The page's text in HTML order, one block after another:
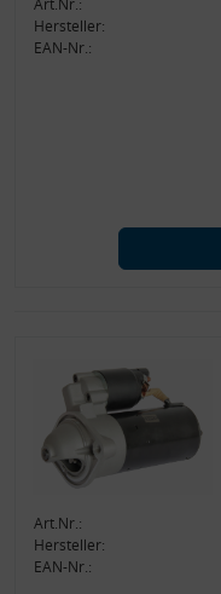
Art.Nr.:
Hersteller:
EAN-Nr.:
Art.Nr.:
Hersteller:
EAN-Nr.: